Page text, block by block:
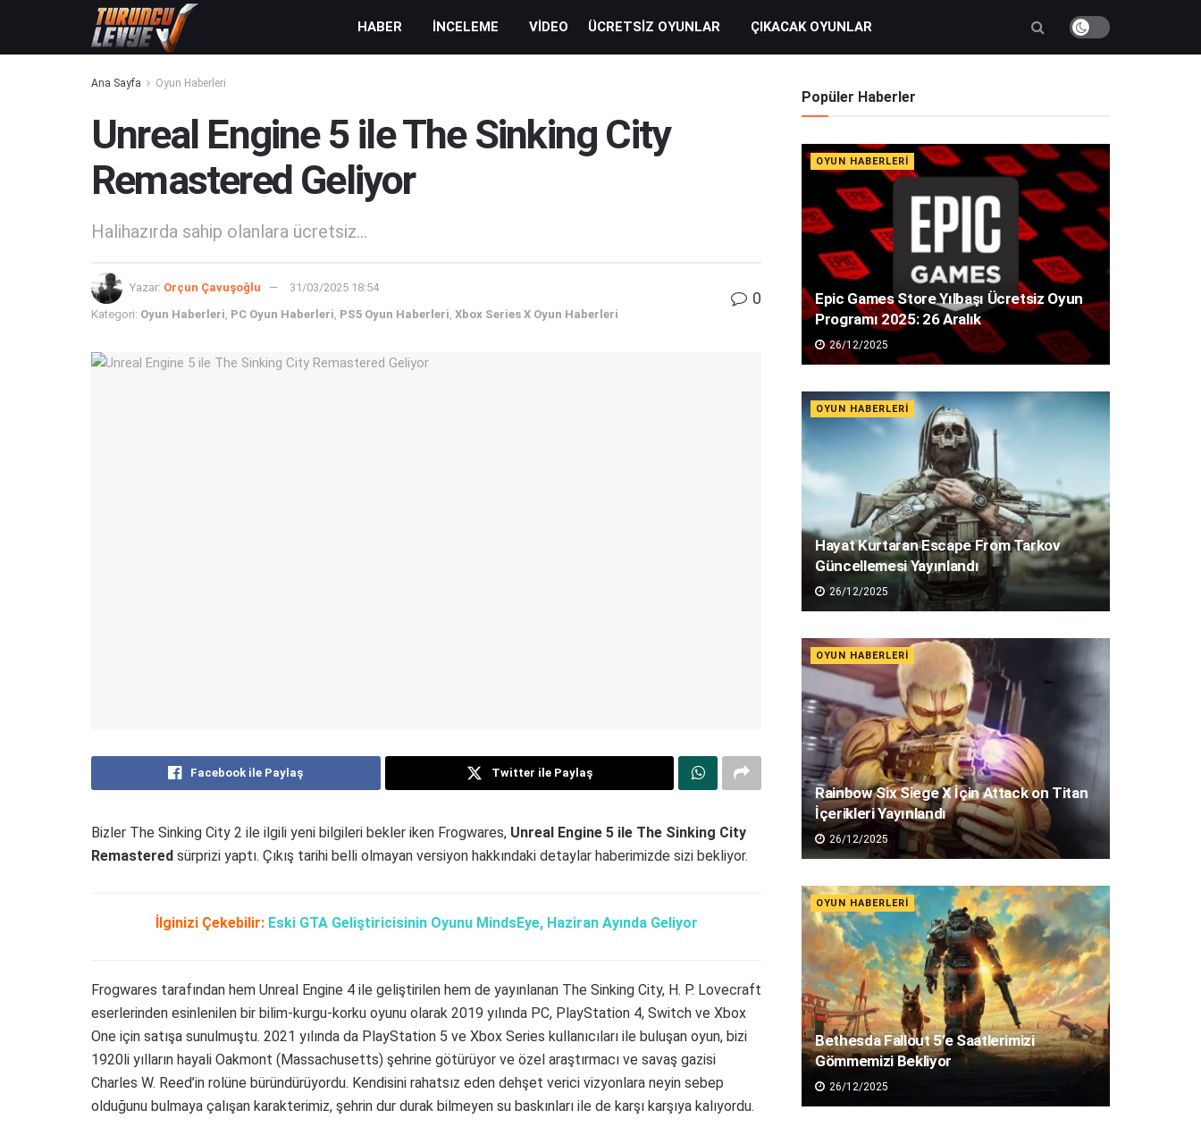
HABER İNCELEME VIDEO ÜCRETSIZ OYUNLAR ÇIKACAK OYUNLAR
Ana Sayfa Oyun Haberleri
Unreal Engine 5 ile The Sinking City
Remastered Geliyor
Halihazırda sahip olanlara ücretsiz...
Yazar: Orçun Çavuşoğlu 31/03/2025 18:54
Kategori: Oyun Haberleri, PC Oyun Haberleri, PS5 Oyun Haberleri, Xbox Series X Oyun Haberleri
0
Facebook ile Paylaş Twitter ile Paylaş
Bizler The Sinking City 2 ile ilgili yeni bilgileri bekler iken Frogwares, Unreal Engine 5 ile The Sinking City
Remastered sürprizi yaptı. Çıkış tarihi belli olmayan versiyon hakkındaki detaylar haberimizde sizi bekliyor.
İlginizi Çekebilir: Eski GTA Geliştiricisinin Oyunu MindsEye, Haziran Ayında Geliyor
Frogwares tarafından hem Unreal Engine 4 ile geliştirilen hem de yayınlanan The Sinking City, H. P. Lovecraft
eserlerinden esinlenilen bir bilim-kurgu-korku oyunu olarak 2019 yılında PC, PlayStation 4, Switch ve Xbox
One için satışa sunulmuştu. 2021 yılında da PlayStation 5 ve Xbox Series kullanıcıları ile buluşan oyun, bizi
1920li yılların hayali Oakmont (Massachusetts) şehrine götürüyor ve özel araştırmacı ve savaş gazisi
Charles W. Reed’in rolüne büründürüyordu. Kendisini rahatsız eden dehşet verici vizyonlara neyin sebep
olduğunu bulmaya çalışan karakterimiz, şehrin dur durak bilmeyen su baskınları ile de karşı karşıya kalıyordu.
Popüler Haberler
OYUN HABERLERI
Epic Games Store Yılbaşı Ücretsiz Oyun
Programı 2025: 26 Aralık
26/12/2025
OYUN HABERLERI
Hayat Kurtaran Escape From Tarkov
Güncellemesi Yayınlandı
26/12/2025
OYUN HABERLERI
Rainbow Six Siege X İçin Attack on Titan
İçerikleri Yayınlandı
26/12/2025
OYUN HABERLERI
Bethesda Fallout 5’e Saatlerimizi
Gömmemizi Bekliyor
26/12/2025